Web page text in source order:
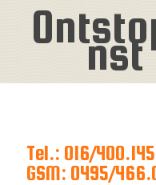
nst
Tel.: 016/400.145
GSM: 0495/